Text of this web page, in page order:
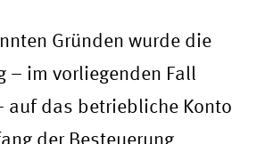
Gründen wurde die
– im vorliegenden Fall
auf das betriebliche Konto
der Besteuerung